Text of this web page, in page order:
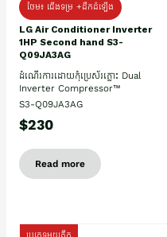
ថែម៖ ជើងទម្រ +ដឹកដំឡើង
LG Air Conditioner Inverter
1HP Second hand S3-
Q09JA3AG
ដំណើរការដោយកុំប្រេស័រភ្លោះ Dual
Inverter Compressor™
S3-Q09JA3AG
$230
Read more